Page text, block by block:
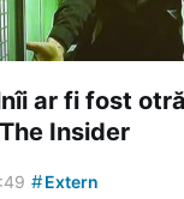
ar fi fost
Insider
#Extern